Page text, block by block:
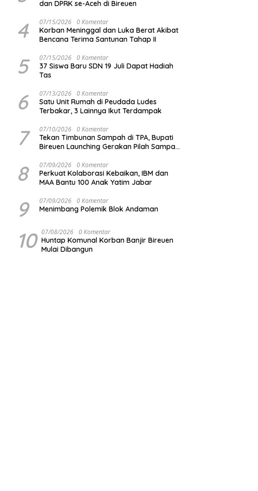
dan DPRK se-Aceh di Bireuen
4 07/15/2026 0 Komentar
Korban Meninggal dan Luka Berat Akibat
Bencana Terima Santunan Tahap II
5 07/15/2026 0 Komentar
37 Siswa Baru SDN 19 Juli Dapat Hadiah
Tas
6 07/13/2026 0 Komentar
Satu Unit Rumah di Peudada Ludes
Terbakar, 3 Lainnya Ikut Terdampak
7 07/10/2026 0 Komentar
Tekan Timbunan Sampah di TPA, Bupati
Bireuen Launching Gerakan Pilah Sampah
8 07/09/2026 0 Komentar
Perkuat Kolaborasi Kebaikan, IBM dan
MAA Bantu 100 Anak Yatim Jabar
9 07/09/2026 0 Komentar
Menimbang Polemik Blok Andaman
10 07/08/2026 0 Komentar
Huntap Komunal Korban Banjir Bireuen
Mulai Dibangun